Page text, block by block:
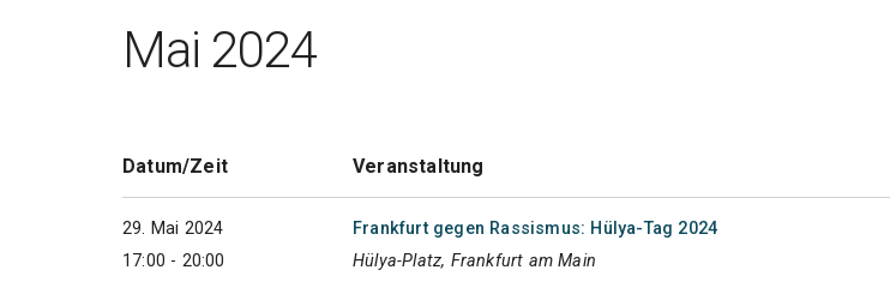
Mai 2024
Datum/Zeit Veranstaltung
29. Mai 2024
17:00 - 20:00
Frankfurt gegen Rassismus: Hülya-Tag 2024
Hülya-Platz, Frankfurt am Main